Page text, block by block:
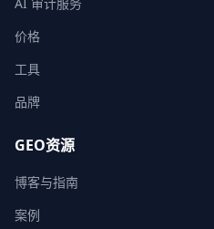
价格
工具
品牌
GEO资源
博客与指南
案例